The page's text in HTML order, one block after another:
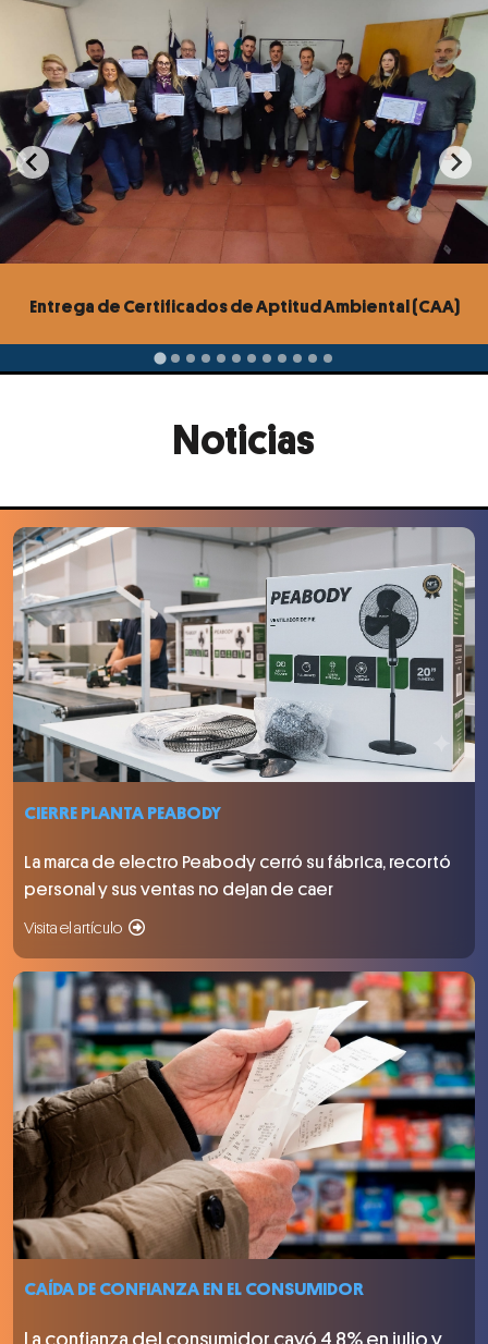
Entrega de Certificados de Aptitud Ambiental (CAA)
Noticias
CIERRE PLANTA PEABODY
La marca de electro Peabody cerró su fábrica, recortó
personal y sus ventas no dejan de caer
Visita el artículo
CAÍDA DE CONFIANZA EN EL CONSUMIDOR
La confianza del consumidor cayó 4,8% en julio y